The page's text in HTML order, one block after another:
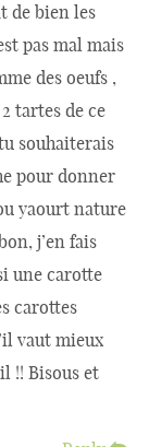
de bien les
pas mal mais
des oeufs ,
tartes de ce
souhaiterais
pour donner
yaourt nature
j’en fais
une carotte
carottes
vaut mieux
!! Bisous et